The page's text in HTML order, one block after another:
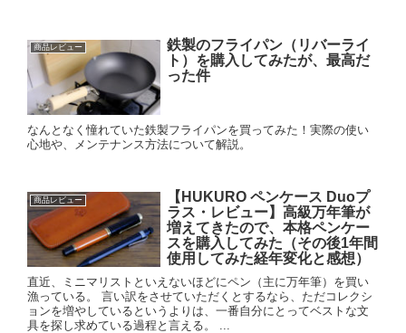
商品レビュー
鉄製のフライパン（リバーライ
ト）を購入してみたが、最高だ
った件
なんとなく憧れていた鉄製フライパンを買ってみた！実際の使い
心地や、メンテナンス方法について解説。
商品レビュー
【HUKURO ペンケース Duoプ
ラス・レビュー】高級万年筆が
増えてきたので、本格ペンケー
スを購入してみた（その後1年間
使用してみた経年変化と感想）
直近、ミニマリストといえないほどにペン（主に万年筆）を買い
漁っている。 言い訳をさせていただくとするなら、ただコレクシ
ョンを増やしているというよりは、一番自分にとってベストな文
具を探し求めている過程と言える。 ...